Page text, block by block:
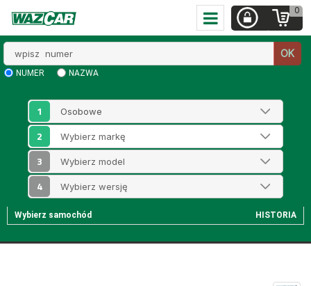
0
numer
OK
NUMER NAZWA
1
2
3
4
Wybierz samochód HISTORIA